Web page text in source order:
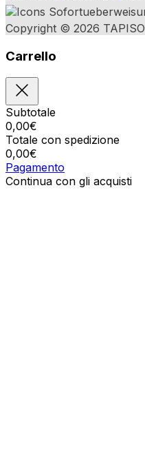
Copyright © 2026 TAPISO
Carrello
Subtotale
0,00€
Totale con spedizione
0,00€
Pagamento
Continua con gli acquisti